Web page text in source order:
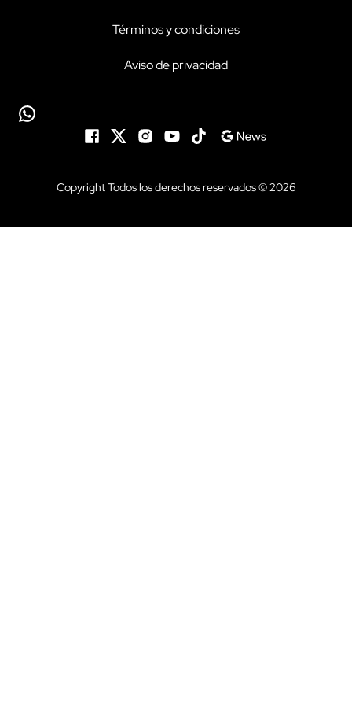
Términos y condiciones
Aviso de privacidad
Copyright Todos los derechos reservados © 2026